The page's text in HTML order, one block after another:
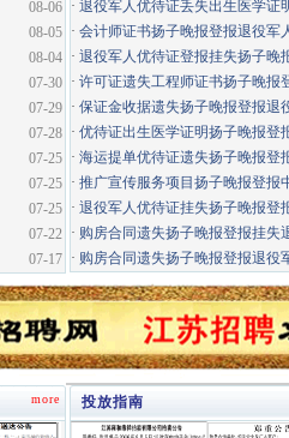
· 退役军人优待证丢失出生医学证
· 会计师证书扬子晚报登报退役军
· 退役军人优待证登报挂失扬子晚
· 许可证遗失工程师证书扬子晚报
· 保证金收据遗失扬子晚报登报退
· 优待证出生医学证明扬子晚报登
· 海运提单优待证遗失扬子晚报登
· 推广宣传服务项目扬子晚报登报
· 退役军人优待证挂失扬子晚报登
· 购房合同遗失扬子晚报登报挂失
· 购房合同遗失扬子晚报登报退役
08-06
08-05
08-04
07-30
07-29
07-28
07-25
07-25
07-25
07-22
07-17
投放指南
more